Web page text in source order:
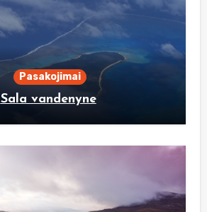
Pasakojimai
Sala vandenyne